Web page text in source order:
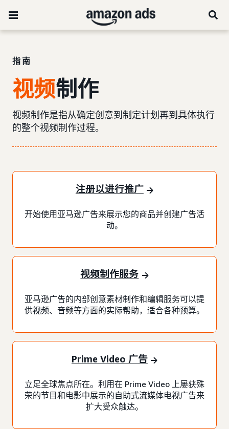
指南
视频制作
视频制作是指从确定创意到制定计划再到具体执行
的整个视频制作过程。
注册以进行推广
开始使用亚马逊广告来展示您的商品并创建广告活
动。
视频制作服务
亚马逊广告的内部创意素材制作和编辑服务可以提
供视频、音频等方面的实际帮助，适合各种预算。
Prime Video 广告
立足全球焦点所在。利用在 Prime Video 上屡获殊
荣的节目和电影中展示的自助式流媒体电视广告来
扩大受众触达。